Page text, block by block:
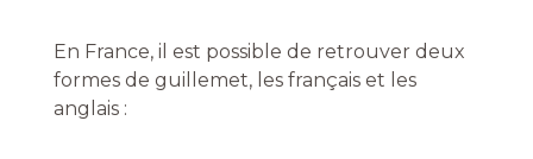
En France, il est possible de retrouver deux
formes de guillemet, les français et les
anglais :